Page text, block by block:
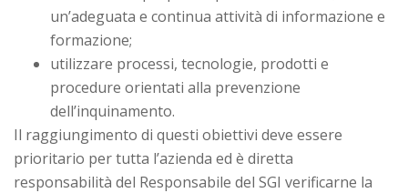
un’adeguata e continua attività di informazione e
formazione;
utilizzare processi, tecnologie, prodotti e
procedure orientati alla prevenzione
dell’inquinamento.
Il raggiungimento di questi obiettivi deve essere
prioritario per tutta l’azienda ed è diretta
responsabilità del Responsabile del SGI verificarne la